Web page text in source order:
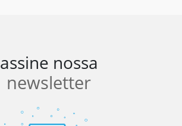
assine nossa
newsletter